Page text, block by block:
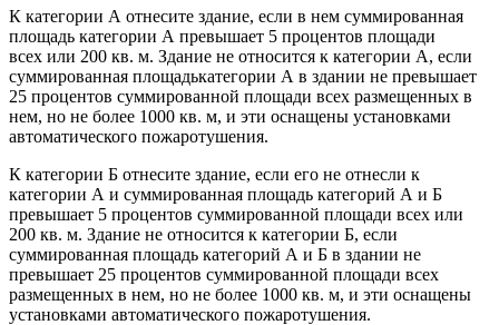
К категории А отнесите здание, если в нем суммированная
площадь категории А превышает 5 процентов площади
всех или 200 кв. м. Здание не относится к категории А, если
суммированная площадькатегории А в здании не превышает
25 процентов суммированной площади всех размещенных в
нем, но не более 1000 кв. м, и эти оснащены установками
автоматического пожаротушения.
К категории Б отнесите здание, если его не отнесли к
категории А и суммированная площадь категорий А и Б
превышает 5 процентов суммированной площади всех или
200 кв. м. Здание не относится к категории Б, если
суммированная площадь категорий А и Б в здании не
превышает 25 процентов суммированной площади всех
размещенных в нем, но не более 1000 кв. м, и эти оснащены
установками автоматического пожаротушения.